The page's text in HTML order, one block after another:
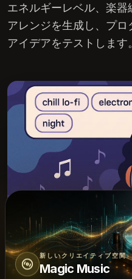
エネルギーレベル、楽
アレンジを生成し、プ
アイデアをテストします。
新しいクリエイティブ空間
Magic Music